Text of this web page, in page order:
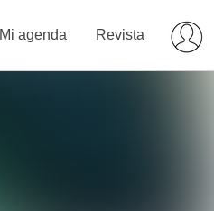
Mi agenda Revista